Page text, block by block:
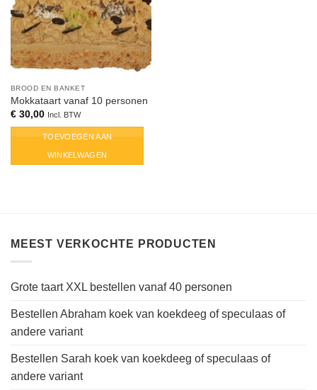
BROOD EN BANKET
Mokkataart vanaf 10 personen
€30,00 Incl. BTW
TOEVOEGEN AAN
WINKELWAGEN
MEEST VERKOCHTE PRODUCTEN
Grote taart XXL bestellen vanaf 40 personen
Bestellen Abraham koek van koekdeeg of speculaas of
andere variant
Bestellen Sarah koek van koekdeeg of speculaas of
andere variant